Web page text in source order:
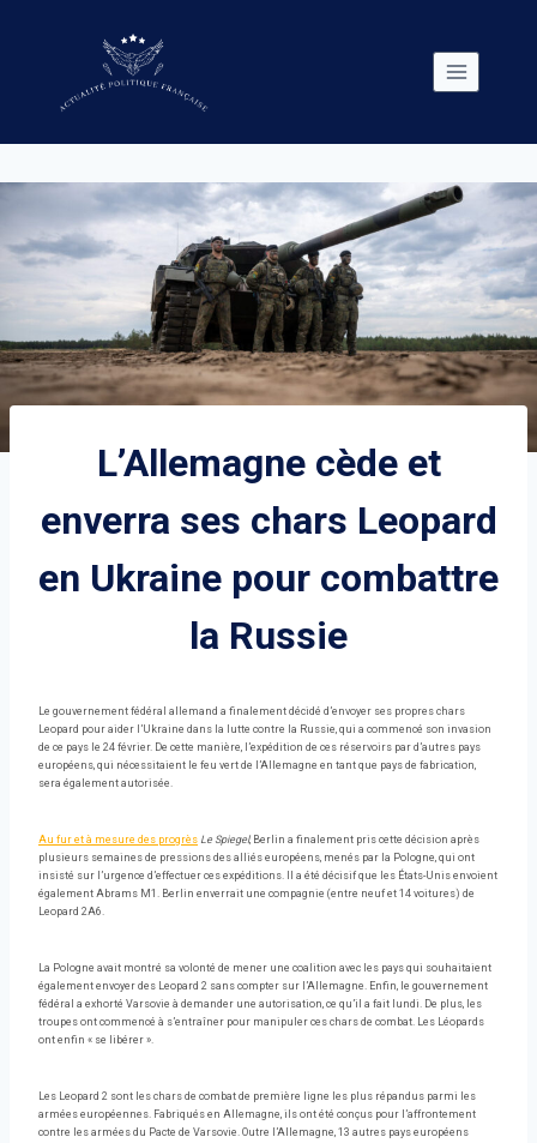
L’Allemagne cède et
enverra ses chars Leopard
en Ukraine pour combattre
la Russie
Le gouvernement fédéral allemand a finalement décidé d’envoyer ses propres chars
Leopard pour aider l’Ukraine dans la lutte contre la Russie, qui a commencé son invasion
de ce pays le 24 février. De cette manière, l’expédition de ces réservoirs par d’autres pays
européens, qui nécessitaient le feu vert de l’Allemagne en tant que pays de fabrication,
sera également autorisée.
Au fur et à mesure des progrès Le Spiegel, Berlin a finalement pris cette décision après
plusieurs semaines de pressions des alliés européens, menés par la Pologne, qui ont
insisté sur l’urgence d’effectuer ces expéditions. Il a été décisif que les États-Unis envoient
également Abrams M1. Berlin enverrait une compagnie (entre neuf et 14 voitures) de
Leopard 2A6.
La Pologne avait montré sa volonté de mener une coalition avec les pays qui souhaitaient
également envoyer des Leopard 2 sans compter sur l’Allemagne. Enfin, le gouvernement
fédéral a exhorté Varsovie à demander une autorisation, ce qu’il a fait lundi. De plus, les
troupes ont commencé à s’entraîner pour manipuler ces chars de combat. Les Léopards
ont enfin « se libérer ».
Les Leopard 2 sont les chars de combat de première ligne les plus répandus parmi les
armées européennes. Fabriqués en Allemagne, ils ont été conçus pour l’affrontement
contre les armées du Pacte de Varsovie. Outre l’Allemagne, 13 autres pays européens